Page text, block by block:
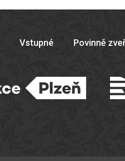
Vstupné Povinně